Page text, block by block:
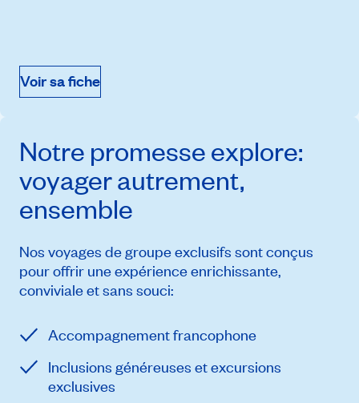
Voir sa fiche
Notre promesseexplore:
voyager autrement,
ensemble
Nos voyages de groupe exclusifs sont conçus
pour offrir une expérience enrichissante,
conviviale et sans souci:
Accompagnement francophone
Inclusions généreuses et excursions
exclusives